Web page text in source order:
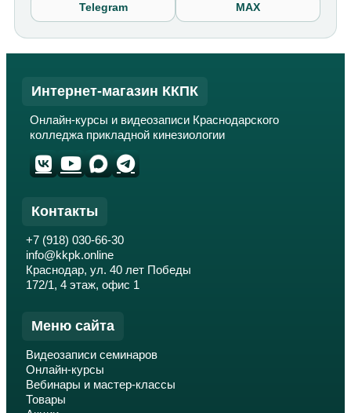
Telegram MAX
Интернет-магазин ККПК
Онлайн-курсы и видеозаписи Краснодарского
колледжа прикладной кинезиологии
Контакты
+7 (918) 030-66-30
info@kkpk.online
Краснодар, ул. 40 лет Победы
172/1, 4 этаж, офис 1
Меню сайта
Видеозаписи семинаров
Онлайн-курсы
Вебинары и мастер-классы
Товары